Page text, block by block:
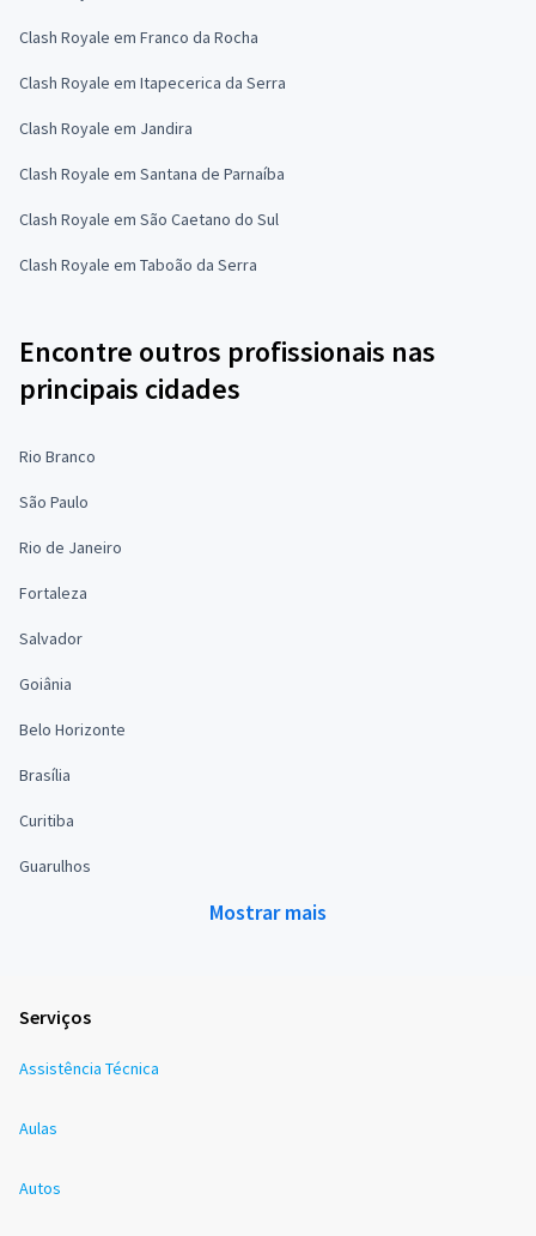
Clash Royale em Franco da Rocha
Clash Royale em Itapecerica da Serra
Clash Royale em Jandira
Clash Royale em Santana de Parnaíba
Clash Royale em São Caetano do Sul
Clash Royale em Taboão da Serra
Encontre outros profissionais nas
principais cidades
Rio Branco
São Paulo
Rio de Janeiro
Fortaleza
Salvador
Goiânia
Belo Horizonte
Brasília
Curitiba
Guarulhos
Mostrar mais
Serviços
Assistência Técnica
Aulas
Autos